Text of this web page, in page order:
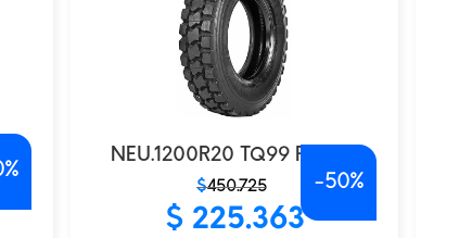
NEU.1200R20 TQ99 PIRELLI
$450.725
$ 225.363
-50%